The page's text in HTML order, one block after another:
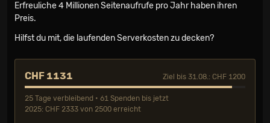
Erfreuliche 4 Millionen Seiten­aufrufe pro Jahr haben ihren
Preis.
Hilfst du mit, die laufenden Serverkosten zu decken?
CHF 1131 Ziel bis 31.08.: CHF 1200
25 Tage verbleibend • 61 Spenden bis jetzt
2025: CHF 2333 von 2500 erreicht